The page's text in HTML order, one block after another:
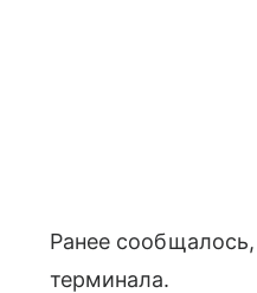
Ранее сообщалось,
терминала.